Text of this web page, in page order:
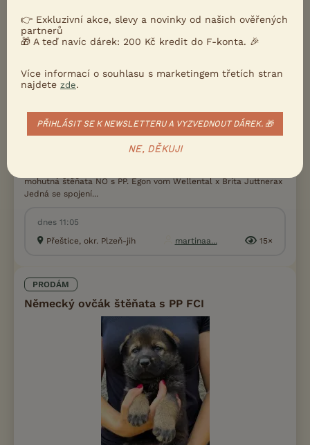
Prodám Německého ovčáka - Chovatelská stanice Juttnerax
mohutná štěňata NO s PP. Egon vom Wellental x Brita Juttnerax
Jedná se spojení...
dnes 11:05
Přeštice, okr. Plzeň-jih
martinaa... 15×
PRODÁM
Německý ovčák štěňata s PP FCI
👉 Exkluzivní akce, slevy a novinky od našich ověřených
partnerů
🎁 A teď navíc dárek: 200 Kč kredit do F-konta. 🎉
Více informací o souhlasu s marketingem třetích stran
najdete zde.
PŘIHLÁSIT SE K NEWSLETTERU A VYZVEDNOUT DÁREK. 🎁
NE, DĚKUJI